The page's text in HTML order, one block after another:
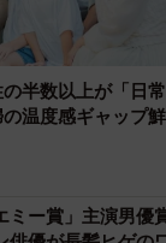
の半数以上が「
温度感ギャップ
ミー賞」主演男